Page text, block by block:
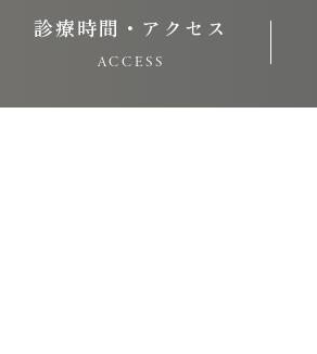
診療時間・アクセス
ACCESS